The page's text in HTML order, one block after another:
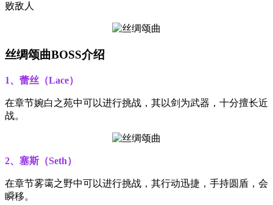
败敌人
丝绸颂曲BOSS介绍
1、蕾丝（Lace）
在章节婉白之苑中可以进行挑战，其以剑为武器，十分擅长近
战。
2、塞斯（Seth）
在章节雾霭之野中可以进行挑战，其行动迅捷，手持圆盾，会
瞬移。